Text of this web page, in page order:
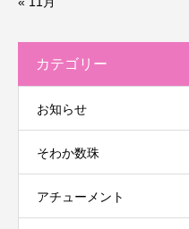
カテゴリー
お知らせ
そわか数珠
アチューメント